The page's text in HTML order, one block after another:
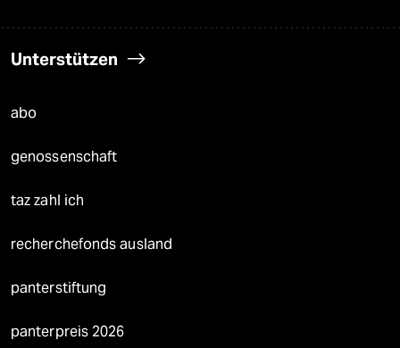
Unterstützen
abo
genossenschaft
taz zahl ich
recherchefonds ausland
panterstiftung
panterpreis 2026